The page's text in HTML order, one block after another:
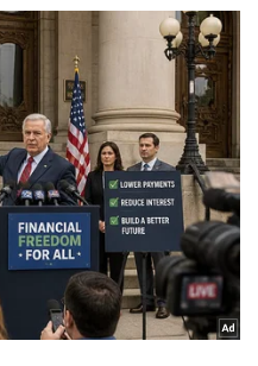
Sành điệu
Tin Công nghệ
Trải nghiệm
Chuyển đổi số